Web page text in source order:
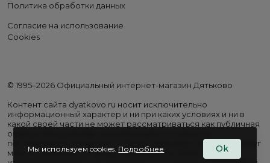
Политика обработки данных
Согласие на использование
Cookies
© 1995–2026 Официальный интернет-магазин Дятьково
Контент сайта dyatkovo.ru носит исключительно
информационный характер и ни при каких условиях и ни в
какой своей части не может рассматриваться как публичная
оферта. Внешний вид, комплектация и стоимость
поставляемой продукции, а также перечень сервисных услуг
могут отличаться от представленных на сайте. Цены на
Мы используем cookies. Подробнее Ok